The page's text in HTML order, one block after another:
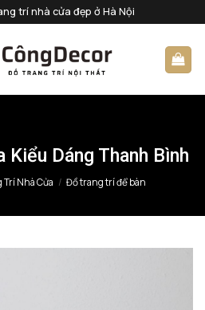
trí nhà cửa đẹp ở Hà Nội
Dáng Thanh Bình
Nhà Cửa / Đồ trang trí để bàn